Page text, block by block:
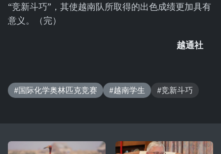
“竞新斗巧”，其使越南队所取得的出色成绩更加具有
意义。（完）
越通社
#国际化学奥林匹克竞赛 #越南学生 #竞新斗巧